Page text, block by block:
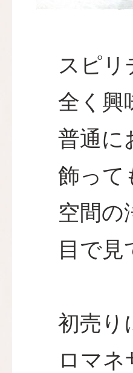
スピリ
全く興
普通に
飾って
空間の
目で見
初売り
ロマネ